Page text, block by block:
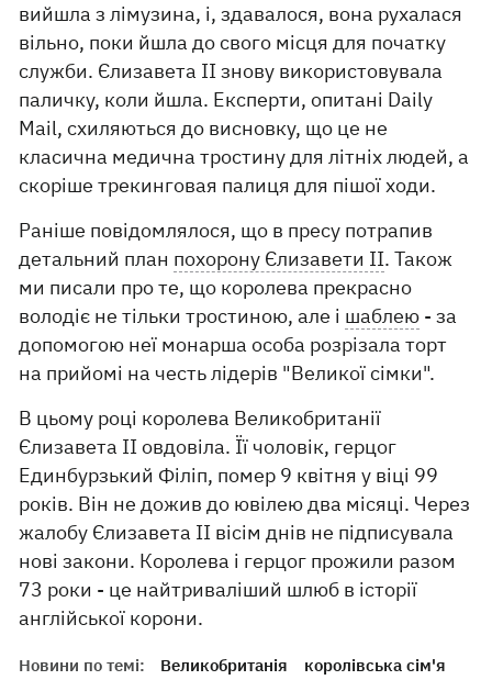
вийшла з лімузина, і, здавалося, вона рухалася
вільно, поки йшла до свого місця для початку
служби. Єлизавета II знову використовувала
паличку, коли йшла. Експерти, опитані Daily
Mail, схиляються до висновку, що це не
класична медична тростину для літніх людей, а
скоріше трекинговая палиця для пішої ходи.
Раніше повідомлялося, що в пресу потрапив
детальний план похорону Єлизавети II. Також
ми писали про те, що королева прекрасно
володіє не тільки тростиною, але і шаблею - за
допомогою неї монарша особа розрізала торт
на прийомі на честь лідерів "Великої сімки".
В цьому році королева Великобританії
Єлизавета II овдовіла. Її чоловік, герцог
Единбурзький Філіп, помер 9 квітня у віці 99
років. Він не дожив до ювілею два місяці. Через
жалобу Єлизавета II вісім днів не підписувала
нові закони. Королева і герцог прожили разом
73 роки - це найтриваліший шлюб в історії
англійської корони.
Новини по темі: Великобританія
королівська сім'я